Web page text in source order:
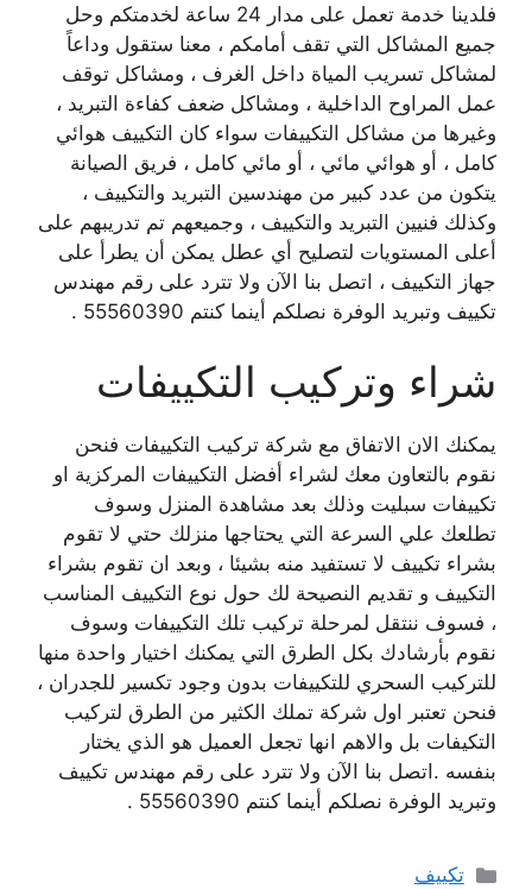
فلدينا خدمة تعمل على مدار 24 ساعة لخدمتكم وحل
جميع المشاكل التي تقف أمامكم ، معنا ستقول وداعاً
لمشاكل تسريب المياة داخل الغرف ، ومشاكل توقف
عمل المراوح الداخلية ، ومشاكل ضعف كفاءة التبريد ،
وغيرها من مشاكل التكييفات سواء كان التكييف هوائي
كامل ، أو هوائي مائي ، أو مائي كامل ، فريق الصيانة
يتكون من عدد كبير من مهندسين التبريد والتكييف ،
وكذلك فنيين التبريد والتكييف ، وجميعهم تم تدريبهم على
أعلى المستويات لتصليح أي عطل يمكن أن يطرأ على
جهاز التكييف ، اتصل بنا الآن ولا تترد على رقم مهندس
تكييف وتبريد الوفرة نصلكم أينما كنتم 55560390 .
شراء وتركيب التكييفات
يمكنك الان الاتفاق مع شركة تركيب التكييفات فنحن
نقوم بالتعاون معك لشراء أفضل التكييفات المركزية او
تكييفات سبليت وذلك بعد مشاهدة المنزل وسوف
تطلعك علي السرعة التي يحتاجها منزلك حتي لا تقوم
بشراء تكييف لا تستفيد منه بشيئا ، وبعد ان تقوم بشراء
التكييف و تقديم النصيحة لك حول نوع التكييف المناسب
، فسوف ننتقل لمرحلة تركيب تلك التكييفات وسوف
نقوم بأرشادك بكل الطرق التي يمكنك اختيار واحدة منها
للتركيب السحري للتكييفات بدون وجود تكسير للجدران ،
فنحن تعتبر اول شركة تملك الكثير من الطرق لتركيب
التكيفات بل والاهم انها تجعل العميل هو الذي يختار
بنفسه .اتصل بنا الآن ولا تترد على رقم مهندس تكييف
وتبريد الوفرة نصلكم أينما كنتم 55560390 .
التصنيفات
تكييف